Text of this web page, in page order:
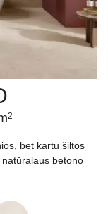
2
bet kartu šiltos
betono